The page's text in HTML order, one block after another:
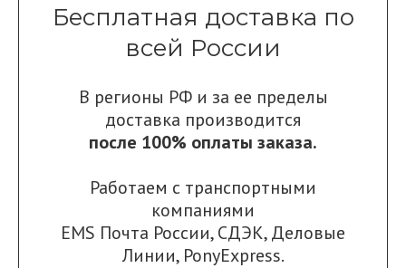
Бесплатная доставка по
всей России
В регионы РФ и за ее пределы
доставка производится
после 100% оплаты заказа.
Работаем с транспортными
компаниями
EMS Почта России,СДЭК,Деловые
Линии, PonyExpress.